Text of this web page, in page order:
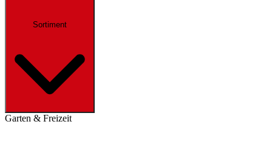
Sortiment
Garten & Freizeit